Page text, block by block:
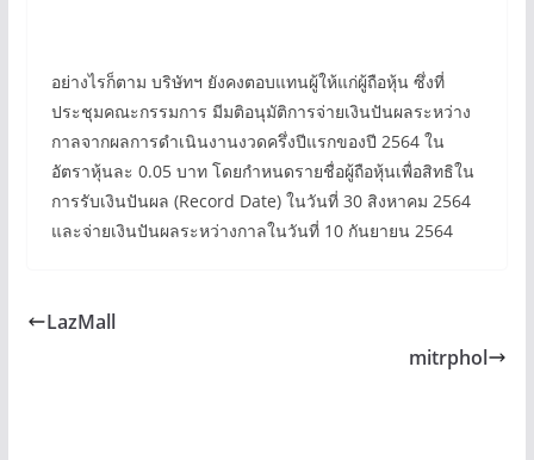
อย่างไรก็ตาม บริษัทฯ ยังคงตอบแทนผู้ให้แก่ผู้ถือหุ้น ซึ่งที่
ประชุมคณะกรรมการ มีมติอนุมัติการจ่ายเงินปันผลระหว่าง
กาลจากผลการดำเนินงานงวดครึ่งปีแรกของปี 2564 ใน
อัตราหุ้นละ 0.05 บาท โดยกำหนดรายชื่อผู้ถือหุ้นเพื่อสิทธิใน
การรับเงินปันผล (Record Date) ในวันที่ 30 สิงหาคม 2564
และจ่ายเงินปันผลระหว่างกาลในวันที่ 10 กันยายน 2564
LazMall
mitrphol